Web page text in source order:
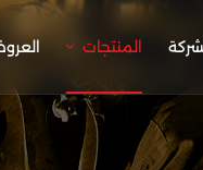
المنتجات